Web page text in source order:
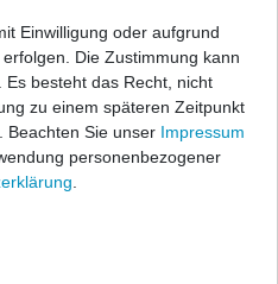
innen,
der inneren Kunststoff-
schnell beim Be- und Entladen
bietet diese Spezialfolie in
Einwilligung oder aufgrund
Die Zustimmung kann
besteht das Recht, nicht
zu einem späteren Zeitpunkt
Beachten Sie unser Impressum
personenbezogener